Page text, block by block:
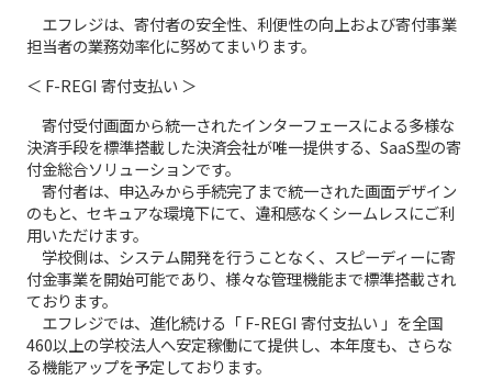
エフレジは、寄付者の安全性、利便性の向上および寄付事業
担当者の業務効率化に努めてまいります。
＜ F-REGI 寄付支払い ＞
寄付受付画面から統一されたインターフェースによる多様な
決済手段を標準搭載した決済会社が唯一提供する、SaaS型の寄
付金総合ソリューションです。
寄付者は、申込みから手続完了まで統一された画面デザイン
のもと、セキュアな環境下にて、違和感なくシームレスにご利
用いただけます。
学校側は、システム開発を行うことなく、スピーディーに寄
付金事業を開始可能であり、様々な管理機能まで標準搭載され
ております。
エフレジでは、進化続ける「 F-REGI 寄付支払い 」を全国
460以上の学校法人へ安定稼働にて提供し、本年度も、さらな
る機能アップを予定しております。